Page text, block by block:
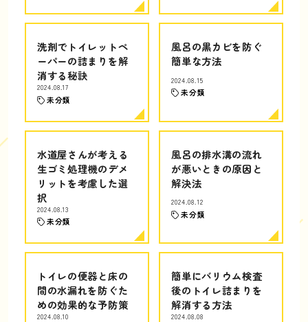
洗剤でトイレットペ
ーパーの詰まりを解
消する秘訣
2024.08.17
未分類
風呂の黒カビを防ぐ
簡単な方法
2024.08.15
未分類
水道屋さんが考える
生ゴミ処理機のデメ
リットを考慮した選
択
2024.08.13
未分類
風呂の排水溝の流れ
が悪いときの原因と
解決法
2024.08.12
未分類
トイレの便器と床の
間の水漏れを防ぐた
めの効果的な予防策
2024.08.10
簡単にバリウム検査
後のトイレ詰まりを
解消する方法
2024.08.08